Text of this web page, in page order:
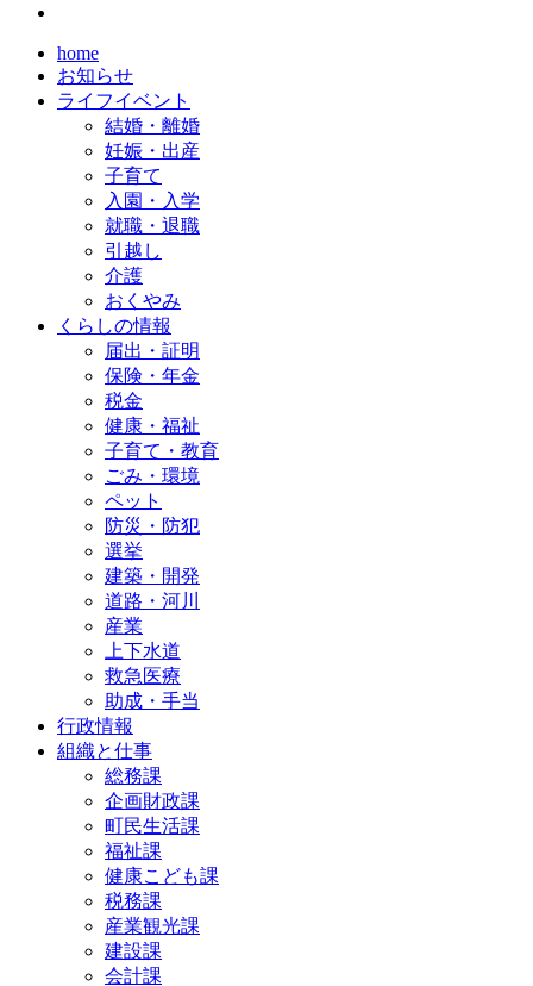
home
お知らせ
ライフイベント
結婚・離婚
妊娠・出産
子育て
入園・入学
就職・退職
引越し
介護
おくやみ
くらしの情報
届出・証明
保険・年金
税金
健康・福祉
子育て・教育
ごみ・環境
ペット
防災・防犯
選挙
建築・開発
道路・河川
産業
上下水道
救急医療
助成・手当
行政情報
組織と仕事
総務課
企画財政課
町民生活課
福祉課
健康こども課
税務課
産業観光課
建設課
会計課